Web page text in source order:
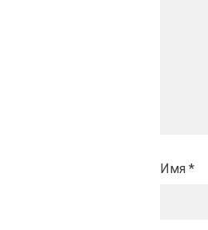
Имя *